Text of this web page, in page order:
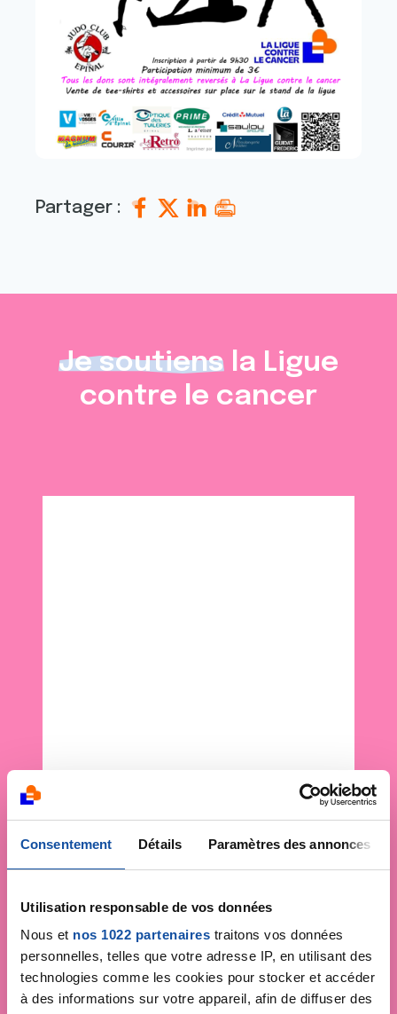
Consentement Détails Paramètres des annonces
Utilisation responsable de vos données
Nous et nos 1022 partenaires traitons vos données
personnelles, telles que votre adresse IP, en utilisant des
technologies comme les cookies pour stocker et accéder
à des informations sur votre appareil, afin de diffuser des
Partager :
Je soutiens la Ligue
contre le cancer